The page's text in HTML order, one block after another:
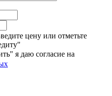
цену или отметьте
я даю согласие на